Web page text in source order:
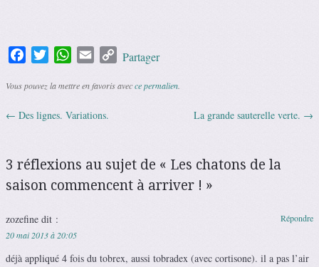
FacebookTwitterWhatsApp
Email Copy
Partager
Vous pouvez la mettre en favoris avecce permalien
Navigation des articles
← Des lignes. Variations. La grande sauterelle verte. →
3 réflexions au sujet de « Les chatons de la
saison commencent à arriver ! »
zozefine dit :
20 mai 2013 à 20:05
déjà appliqué 4 fois du tobrex, aussi tobradex (avec cortisone). il a pas l’air
Répondre